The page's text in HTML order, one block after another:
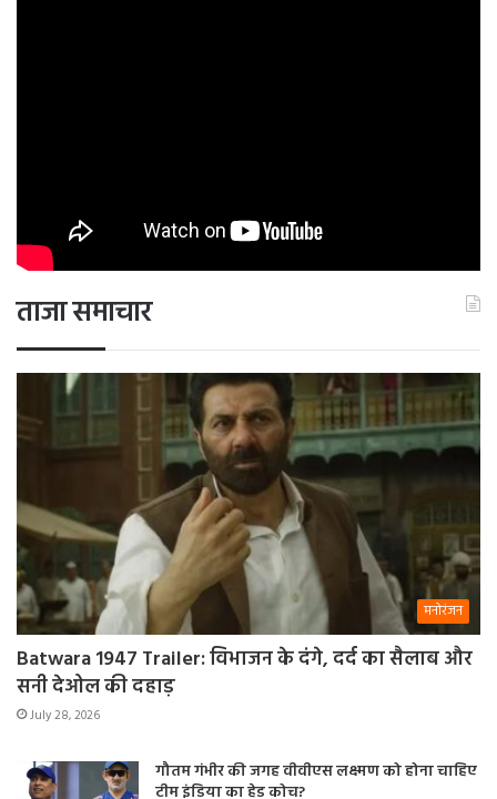
ताजा समाचार
मनोरंजन
Batwara 1947 Trailer: विभाजन के दंगे, दर्द का सैलाब और
सनी देओल की दहाड़
July 28, 2026
गौतम गंभीर की जगह वीवीएस लक्ष्मण को होना चाहिए
टीम इंडिया का हेड कोच?